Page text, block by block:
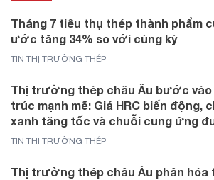
Tháng 7 tiêu thụ thép thành phẩm
ước tăng 34% so với cùng kỳ
TIN THỊ TRƯỜNG THÉP
Thị trường thép châu Âu bước vào
trúc mạnh mẽ: Giá HRC biến động,
xanh tăng tốc và chuỗi cung ứng
TIN THỊ TRƯỜNG THÉP
Thị trường thép châu Âu phân